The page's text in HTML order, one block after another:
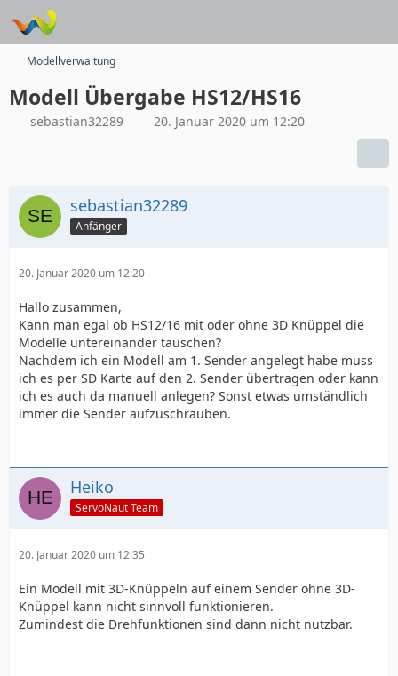
Modellverwaltung
Modell Übergabe HS12/HS16
sebastian32289 20. Januar 2020 um 12:20
sebastian32289
Anfänger
20. Januar 2020 um 12:20
Hallo zusammen,
Kann man egal ob HS12/16 mit oder ohne 3D Knüppel die
Modelle untereinander tauschen?
Nachdem ich ein Modell am 1. Sender angelegt habe muss
ich es per SD Karte auf den 2. Sender übertragen oder kann
ich es auch da manuell anlegen? Sonst etwas umständlich
immer die Sender aufzuschrauben.
Heiko
ServoNaut Team
20. Januar 2020 um 12:35
Ein Modell mit 3D-Knüppeln auf einem Sender ohne 3D-
Knüppel kann nicht sinnvoll funktionieren.
Zumindest die Drehfunktionen sind dann nicht nutzbar.